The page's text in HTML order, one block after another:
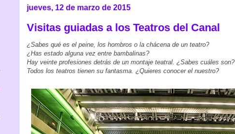
jueves, 12 de marzo de 2015
Visitas guiadas a los Teatros del Canal
¿Sabes qué es el peine, los hombros o la chácena de un teatro?
¿Has estado alguna vez entre bambalinas?
Hay veinte profesiones detrás de un montaje teatral. ¿Sabes cuáles son?
Todos los teatros tienen su fantasma. ¿Quieres conocer el nuestro?